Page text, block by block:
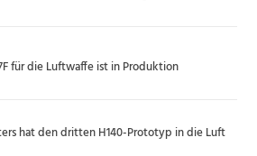
für die Luftwaffe ist in Produktion
hat den dritten H140-Prototyp in die Luft